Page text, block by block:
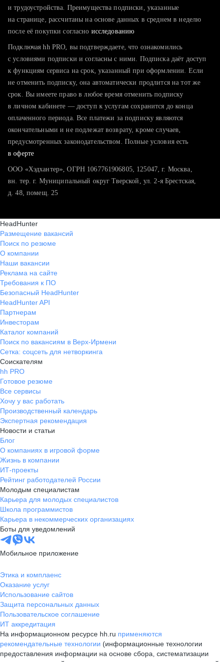
тратите много времени на поиск и вручную поднимаете
хотите сравнить себя с конкурентами и оценить шансы
и трудоустройства. Преимущества подписки, указанные
на странице, рассчитаны на основе данных в среднем в неделю
после её покупки согласно исследованию
Подключая hh PRO, вы подтверждаете, что ознакомились
с условиями подписки и согласны с ними. Подписка даёт доступ
к функциям сервиса на срок, указанный при оформлении. Если
не отменить подписку, она автоматически продлится на тот же
срок. Вы имеете право в любое время отменить подписку
в личном кабинете — доступ к услугам сохранится до конца
оплаченного периода. Все платежи за подписку являются
окончательными и не подлежат возврату, кроме случаев,
предусмотренных законодательством. Полные условия есть
в оферте
ООО «Хэдхантер», ОГРН 1067761906805, 125047, г. Москва,
вн. тер. г. Муниципальный округ Тверской, ул. 2-я Брестская,
д. 48, помещ. 25
HeadHunter
Размещение вакансий
Поиск по резюме
О компании
Наши вакансии
Реклама на сайте
Требования к ПО
Безопасный HeadHunter
HeadHunter API
Партнерам
Инвесторам
Каталог компаний
Поиск по вакансиям в Верх-Ирмени
Сетка: соцсеть для нетворкинга
Соискателям
hh PRO
Готовое резюме
Все сервисы
Хочу у вас работать
Производственный календарь
Экспертная рекомендация
Новости и статьи
Блог
О компаниях в игровой форме
Жизнь в компании
ИТ-проекты
Рейтинг работодателей России
Молодым специалистам
Карьера для молодых специалистов
Школа программистов
Карьера в некоммерческих организациях
Боты для уведомлений
Мобильное приложение
Этика и комплаенс
Оказание услуг
Использование сайтов
Защита персональных данных
Пользовательское соглашение
ИТ аккредитация
На информационном ресурсе hh.ru применяются
рекомендательные технологии (информационные технологии
предоставления информации на основе сбора, систематизации